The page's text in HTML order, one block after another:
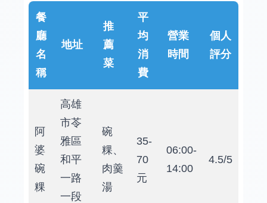
餐
廳
名
稱
地址
推
薦
菜
平
均
消
費
營業
時間
個人
評分
阿
婆
碗
粿
高雄
市苓
雅區
和平
一路
一段
碗
粿、
肉羹
湯
35-
70
元
06:00-
14:00
4.5/5